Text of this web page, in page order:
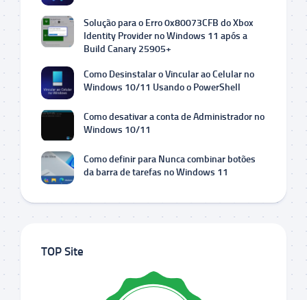
Solução para o Erro 0x80073CFB do Xbox
Identity Provider no Windows 11 após a
Build Canary 25905+
Como Desinstalar o Vincular ao Celular no
Windows 10/11 Usando o PowerShell
Como desativar a conta de Administrador no
Windows 10/11
Como definir para Nunca combinar botões
da barra de tarefas no Windows 11
TOP Site